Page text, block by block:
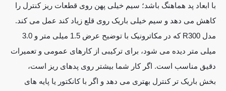
با ابعاد پد هماهنگ باشد؛ سیم خیلی پهن روی قطعات ریز کنترل را
کاهش می دهد و سیم خیلی باریک روی قلع زیاد کند عمل می کند.
مدل R300 که در مکاترونیک با توضیح عرض 1.5 میلی متر و 3.0
میلی متر دیده می شود، برای ترکیبی از کارهای عمومی و تعمیرات
دقیق مناسب است. اگر کار شما بیشتر روی پدهای ریز است،
بخش باریک تر کنترل بهتری می دهد و اگر با کانکتور یا پایه های